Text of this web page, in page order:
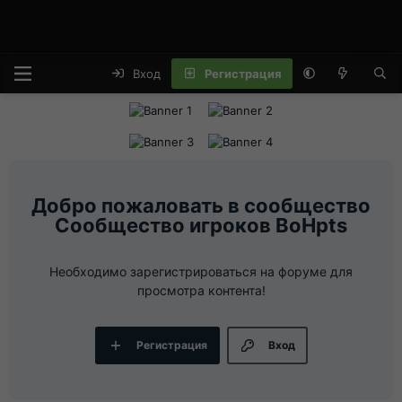
Вход Регистрация
Сообщество игроков BoHpts
Необходимо зарегистрироваться на форуме для
просмотра контента!
Вход
Регистрация